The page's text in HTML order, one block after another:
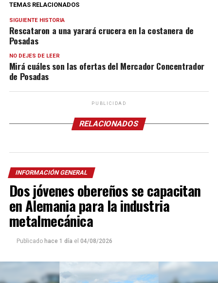
TEMAS RELACIONADOS
SIGUIENTE HISTORIA
Rescataron a una yarará crucera en la costanera de
Posadas
NO DEJES DE LEER
Mirá cuáles son las ofertas del Mercador Concentrador
de Posadas
PUBLICIDAD
RELACIONADOS
INFORMACIÓN GENERAL
Dos jóvenes obereños se capacitan
en Alemania para la industria
metalmecánica
Publicado hace 1 día el 04/08/2026